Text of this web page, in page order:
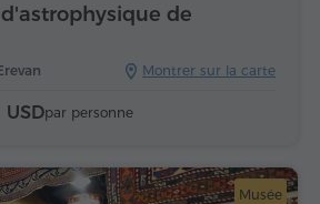
Montrer sur la carte
de
USDpar personne
Musée